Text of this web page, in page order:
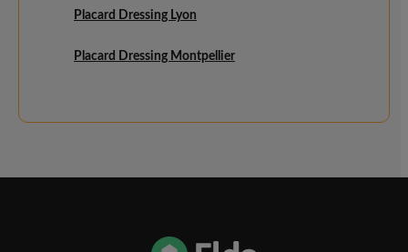
Placard Dressing Lyon
Placard Dressing Montpellier